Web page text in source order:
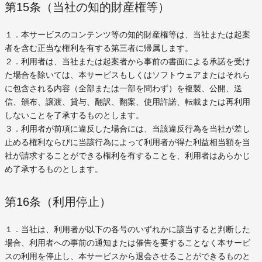
第15条（当社の知的財産権等）
１．本サービスのコンテンツ等の知的財産権等は、当社または起案
者を含む正当な権利を有する第三者に帰属します。
２．利用者は、当社または起案者から事前の書面による承諾を受け
た場合を除いては、本サービスもしくはソフトウェアまたはそれら
に包含される内容（全部または一部を問わず）を複製、公開、送
信、頒布、譲渡、貸与、翻訳、翻案、使用許諾、転載または再利用
しないことを了承するものとします。
３．利用者が前項に違反した場合には、当該違反行為を当社が差し
止める権利ならびに当該行為によって利用者が得た利益相当額を当
社が請求することができる権利を有することを、利用者はあらかじ
め了承するものとします。
第16条（利用停止）
１．当社は、利用者が以下の各号のいずれかに該当すると判断した
場合、利用者への事前の通知または催告を要することなく本サービ
スの利用を停止し、本サービスから退会させることができるものと